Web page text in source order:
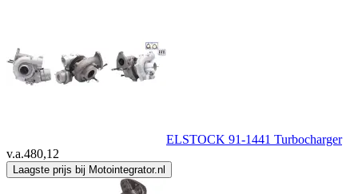
ELSTOCK 91-1441 Turbocharger
v.a.480,12
Laagste prijs bij Motointegrator.nl